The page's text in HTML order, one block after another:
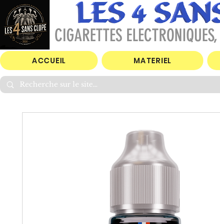
CIGARETTES
ACCUEIL MATERIEL